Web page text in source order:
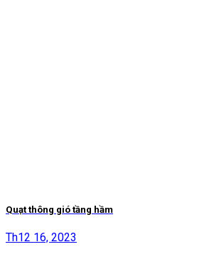
Quạt thông gió tầng hầm
Th12 16, 2023